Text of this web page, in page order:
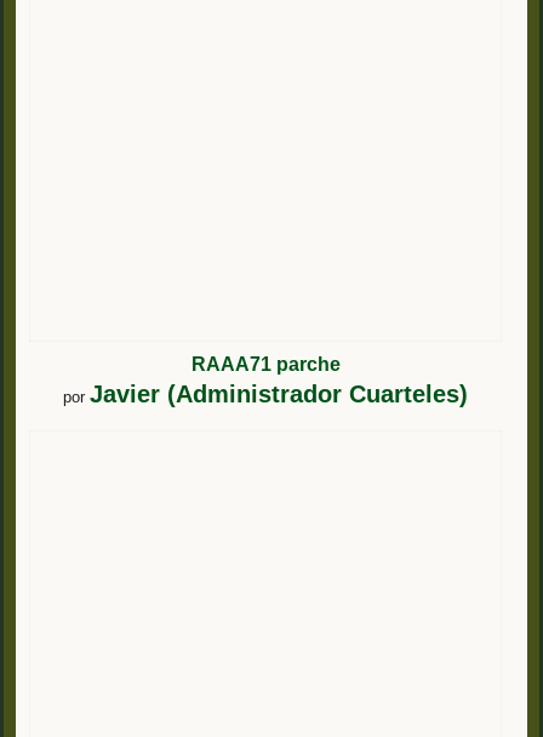
RAAA71 parche
por Javier (Administrador Cuarteles)